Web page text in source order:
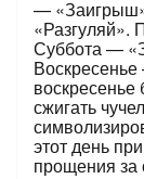
—
«Разгуляй».
Суббота —
сжигать
этот день
прощения за